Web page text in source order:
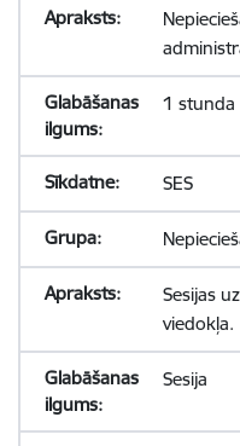
1 stunda
SES
Sesijas
viedokļa.
Sesija